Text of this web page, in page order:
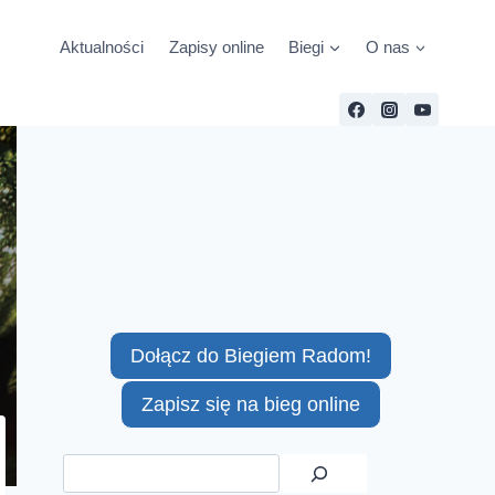
Aktualności Zapisy online Biegi O nas
Dołącz do Biegiem Radom!
Zapisz się na bieg online
Szukaj